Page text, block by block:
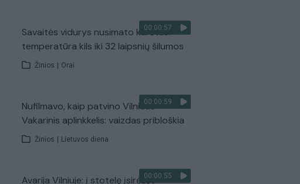
00:00:57
Savaitės vidurys nusimato karštas:
temperatūra kils iki 32 laipsnių šilumos
Žinios Orai
00:00:59
Nufilmavo, kaip patvino Vilniaus
Vakarinis aplinkkelis: vaizdas pribloškia
Žinios Lietuvos diena
00:00:55
Avarija Vilniuje: į stotelę įsirėžęs